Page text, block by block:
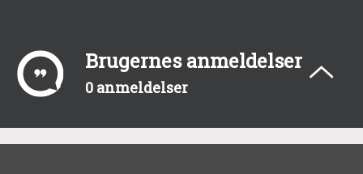
Brugernes anmeldelser
0 anmeldelser